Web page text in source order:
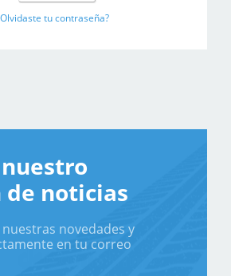
tu contraseña?
noticias
novedades y
en tu correo